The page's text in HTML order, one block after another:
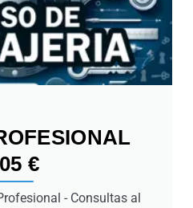
€
- Consultas al